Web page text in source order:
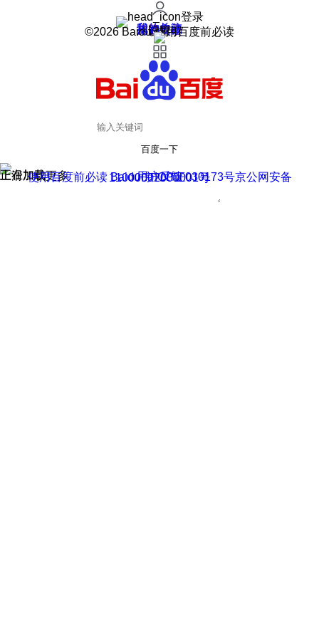
登录
我的关注
我的收藏
皮肤中心
用户反馈
设置
©2026 Baidu 使用百度前必读
百度一下
正在加载
上滑加载更多 用户反馈
使用百度前必读 Baidu 京ICP证030173号
京公网安备11000002000001号